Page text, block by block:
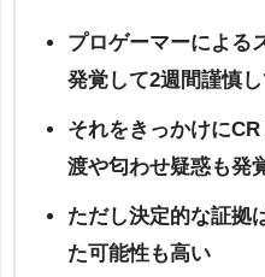
プロゲーマーによる
発覚して2週間謹慎
それをきっかけに
渡や匂わせ疑惑も発
ただし決定的な証拠
た可能性も高い